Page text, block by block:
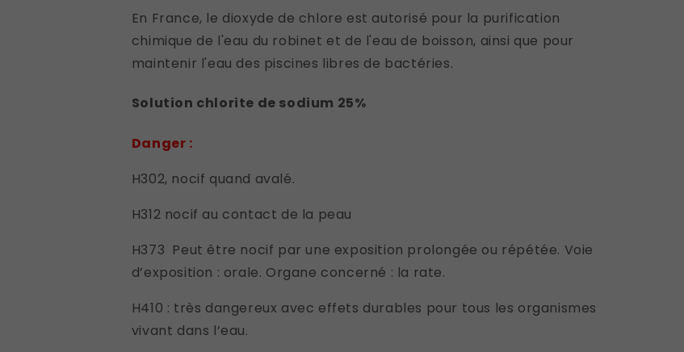
En France, le dioxyde de chlore est autorisé pour la purification
chimique de l'eau du robinet et de l'eau de boisson, ainsi que pour
maintenir l'eau des piscines libres de bactéries.
Solution chlorite de sodium 25%
Danger :
H302, nocif quand avalé.
H312 nocif au contact de la peau
H373 Peut être nocif par une exposition prolongée ou répétée. Voie
d’exposition : orale. Organe concerné : la rate.
H410 : très dangereux avec effets durables pour tous les organismes
vivant dans l’eau.